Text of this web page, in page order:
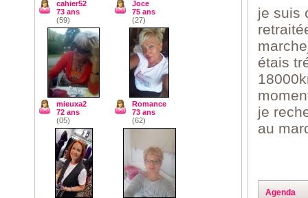
je suis
étais
je
au
Agenda
cahier52
73 ans
(59)
Joce
75 ans
(27)
mieuxa2
72 ans
(05)
Romance
73 ans
(62)